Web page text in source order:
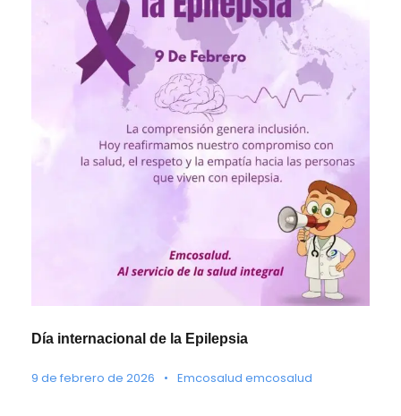
Día internacional de la Epilepsia
9 de febrero de 2026 • Emcosalud emcosalud